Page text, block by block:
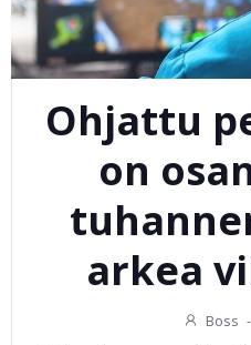
Ohjattu
on
arkea
Boss -